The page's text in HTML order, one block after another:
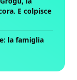
E colpisce
la famiglia